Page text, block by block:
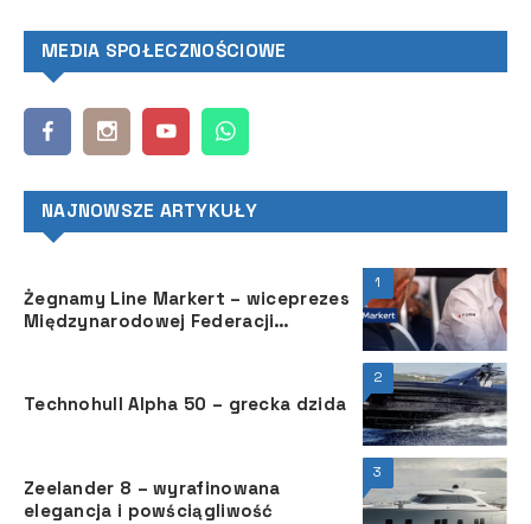
MEDIA SPOŁECZNOŚCIOWE
NAJNOWSZE ARTYKUŁY
1
Żegnamy Line Markert – wiceprezes
Międzynarodowej Federacji
2
Technohull Alpha 50 – grecka dzida
3
Zeelander 8 – wyrafinowana
elegancja i powściągliwość